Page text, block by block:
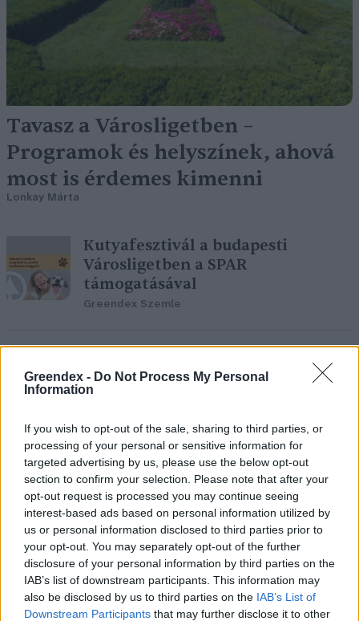
Greendex - Do Not Process My Personal
Information
If you wish to opt-out of the sale, sharing to third parties, or
processing of your personal or sensitive information for
targeted advertising by us, please use the below opt-out
section to confirm your selection. Please note that after your
opt-out request is processed you may continue seeing
interest-based ads based on personal information utilized by
us or personal information disclosed to third parties prior to
your opt-out. You may separately opt-out of the further
disclosure of your personal information by third parties on the
IAB’s list of downstream participants. This information may
also be disclosed by us to third parties on the IAB’s List of
Downstream Participants that may further disclose it to other
Tavasz a Városligetben –
Programok és helyszínek, ahová
most is érdemes kimenni
Lonkay Márta
Kutyafesztivál a budapesti
Városligetben a SPAR
támogatásával
Greendex Szemle
Elpusztultak a Városligeti-tó halai
Greendex Szemle
Átadták a Madárbarátok
Tanösvényét a Ligetben
Greendex Szemle
Hőlégballon kilátóval folytatódik
a Városliget felújítása